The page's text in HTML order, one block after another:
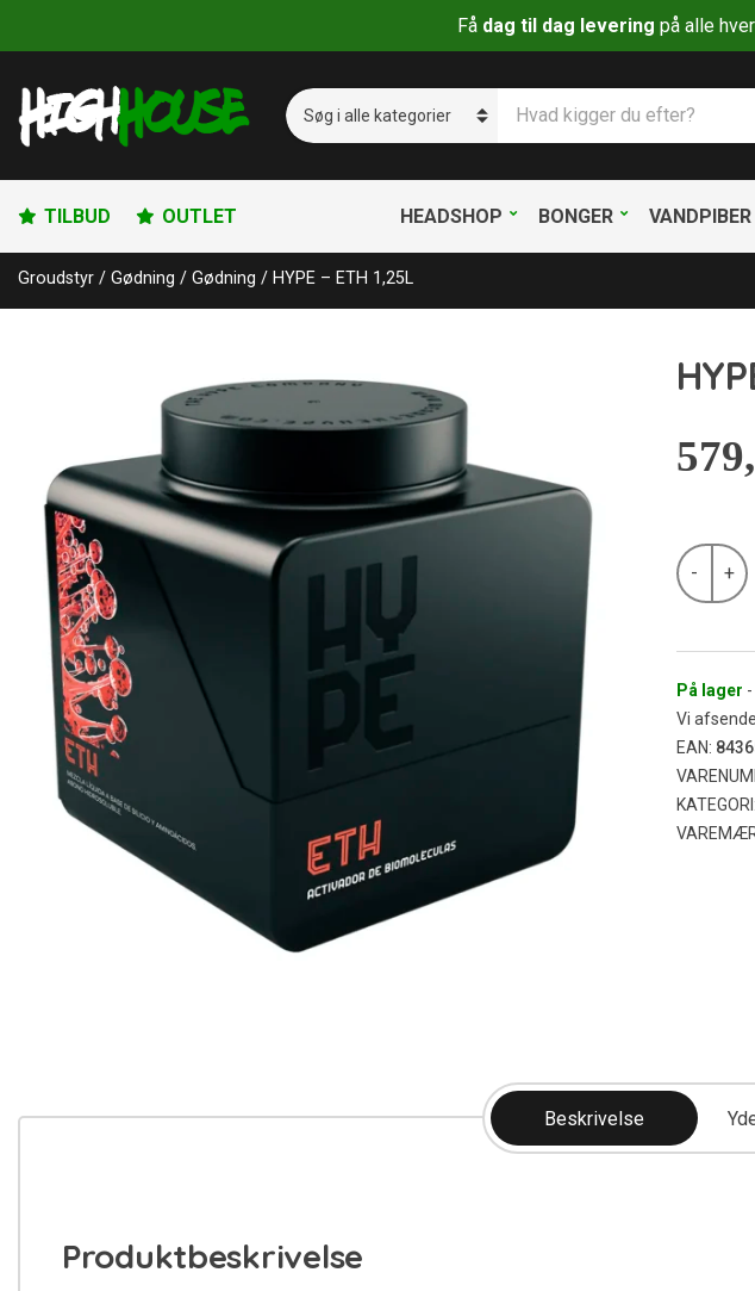
Få dag til dag levering på alle
C
y
n
e
g
o
u
TILBUD OUTLET HEADSHOP BONGER VANDPIBER
Groudstyr / Gødning / Gødning / HYPE – ETH 1,25L
-
HYPE
ETH
+
På lager
Vi
EAN:
KATEGORI:
Beskrivelse
Produktbeskrivelse